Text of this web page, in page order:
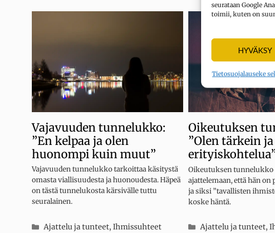
seurataan Google
toimii, kuten on
HYVÄKSY
Tietosuojalauseke
Vajavuuden tunnelukko:
”En kelpaa ja olen
huonompi kuin muut”
Vajavuuden tunnelukko tarkoittaa käsitystä
omasta viallisuudesta ja huonoudesta. Häpeä
on tästä tunnelukosta kärsivälle tuttu
seuralainen.
Kategoriat
Ajattelu ja tunteet,Ihmissuhteet
Oikeutuksen
”Olen tärkein
Oikeutuksen tunnelukko
ajattelemaan, että hän
ja siksi ”tavallisten
koske häntä.
Kategoriat
Ajattelu ja tunteet,